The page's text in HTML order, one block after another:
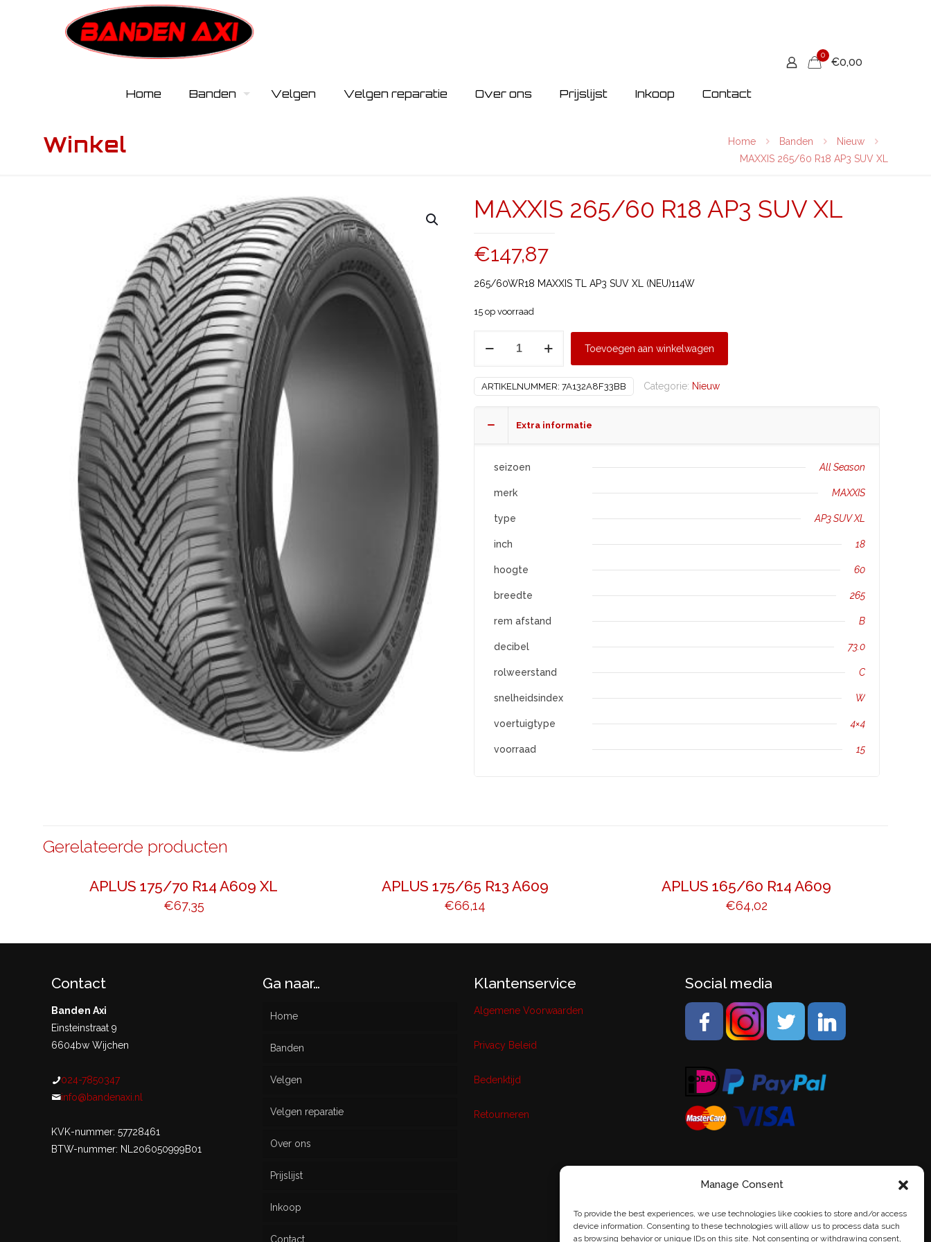
Manage Consent
To provide the best experiences, we use technologies like cookies to store and/or access
device information. Consenting to these technologies will allow us to process data such
as browsing behavior or unique IDs on this site. Not consenting or withdrawing consent,
Home Banden Velgen Velgen reparatie Over ons Prijslijst Inkoop Contact
0
€0,00
Winkel Home Banden
Nieuw
MAXXIS 265/60 R18 AP3 SUV XL
MAXXIS 265/60 R18 AP3 SUV XL
€147,87
265/60WR18 MAXXIS TL AP3 SUV XL (NEU)114W
15 op voorraad
AP3
Toevoegen aan winkelwagen
ARTIKELNUMMER: 7A132A8F33BB Categorie: Nieuw
Extra informatie
seizoen All Season
merk MAXXIS
type AP3 SUV XL
inch 18
hoogte 60
breedte 265
rem afstand B
decibel 73.0
rolweerstand C
snelheidsindex W
voertuigtype 4×4
voorraad 15
Gerelateerde producten
APLUS 175/70 R14 A609 XL
€67,35
APLUS 175/65 R13 A609
€66,14
APLUS 165/60 R14 A609
€64,02
Contact
Banden Axi
Einsteinstraat 9
6604bw Wijchen
024-7850347
info@bandenaxi.nl
KVK-nummer: 57728461
BTW-nummer: NL206050999B01
Ga naar…
Home
Banden
Nieuw
Gebruikt
Velgen
Velgen reparatie
Over ons
Prijslijst
Inkoop
Contact
Klantenservice
Algemene Voorwaarden
Privacy Beleid
Bedenktijd
Retourneren
Social media